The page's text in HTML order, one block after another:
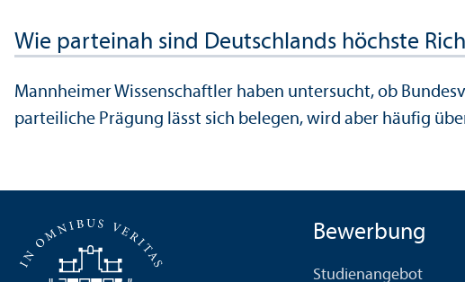
Wie parteinah sind Deutschlands höchste
Mannheimer Wissenschaft­ler haben unter­sucht, ob
parteiliche Prägung lässt sich belegen, wird aber häufig
Bewerbung
Studien­angebot